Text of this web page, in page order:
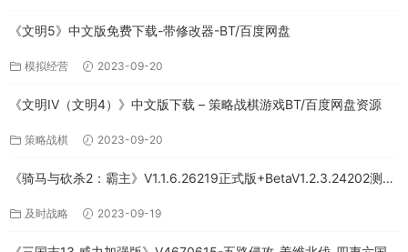
《文明5》中文版免费下载-带修改器-BT/百度网盘
模拟经营 2023-09-20
《文明IV（文明4）》中文版下载 – 策略战棋游戏BT/百度网盘资源
策略战棋 2023-09-20
《骑马与砍杀2：霸主》V1.1.6.26219正式版+BetaV1.2.3.24202测试
及时战略 2023-09-19